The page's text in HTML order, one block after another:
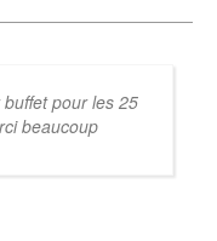
pour les 25
beaucoup